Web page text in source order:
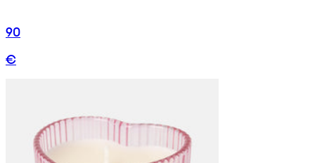
90
€